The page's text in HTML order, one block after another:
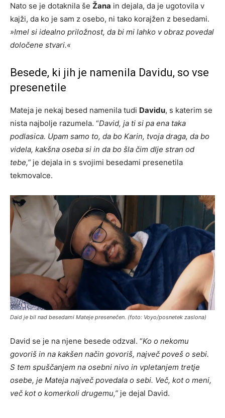
Nato se je dotaknila še Žana in dejala, da je ugotovila v
kajži, da ko je sam z osebo, ni tako korajžen z besedami.
»Imel si idealno priložnost, da bi mi lahko v obraz povedal
določene stvari.«
Besede, ki jih je namenila Davidu, so vse
presenetile
Mateja je nekaj besed namenila tudi Davidu, s katerim se
nista najbolje razumela. “David, ja ti si pa ena taka
podlasica. Upam samo to, da bo Karin, tvoja draga, da bo
videla, kakšna oseba si in da bo šla čim dlje stran od
tebe,” je dejala in s svojimi besedami presenetila
tekmovalce.
Daid je bil nad besedami Mateje presenečen. (foto: Voyo/posnetek zaslona)
David se je na njene besede odzval. “Ko o nekomu
govoriš in na kakšen način govoriš, največ poveš o sebi.
S tem spuščanjem na osebni nivo in vpletanjem tretje
osebe, je Mateja največ povedala o sebi. Več, kot o meni,
več kot o komerkoli drugemu,” je dejal David.